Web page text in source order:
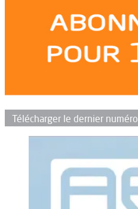
Télécharger le dernier numéro